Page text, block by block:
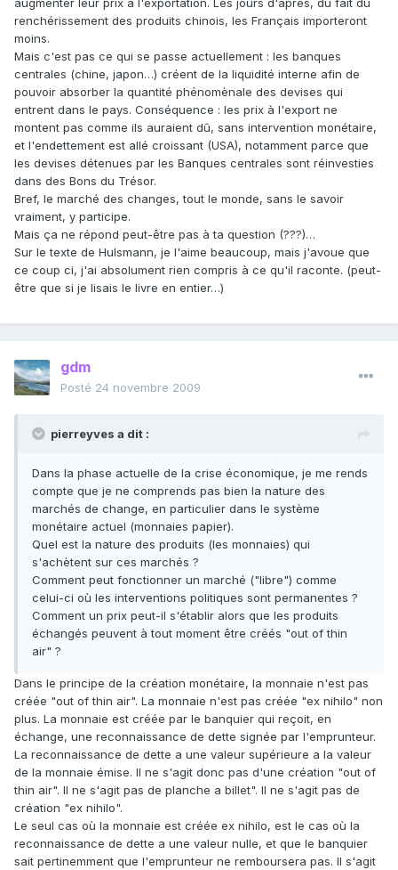
augmenter leur prix à l'exportation. Les jours d'après, du fait du
renchérissement des produits chinois, les Français importeront
moins.
Mais c'est pas ce qui se passe actuellement : les banques
centrales (chine, japon…) créent de la liquidité interne afin de
pouvoir absorber la quantité phénomènale des devises qui
entrent dans le pays. Conséquence : les prix à l'export ne
montent pas comme ils auraient dû, sans intervention monétaire,
et l'endettement est allé croissant (USA), notamment parce que
les devises détenues par les Banques centrales sont réinvesties
dans des Bons du Trésor.
Bref, le marché des changes, tout le monde, sans le savoir
vraiment, y participe.
Mais ça ne répond peut-être pas à ta question (???)…
Sur le texte de Hulsmann, je l'aime beaucoup, mais j'avoue que
ce coup ci, j'ai absolument rien compris à ce qu'il raconte. (peut-
être que si je lisais le livre en entier…)
gdm
Posté 24 novembre 2009
pierreyves a dit :
Dans la phase actuelle de la crise économique, je me rends
compte que je ne comprends pas bien la nature des
marchés de change, en particulier dans le système
monétaire actuel (monnaies papier).
Quel est la nature des produits (les monnaies) qui
s'achètent sur ces marchés ?
Comment peut fonctionner un marché ("libre") comme
celui-ci où les interventions politiques sont permanentes ?
Comment un prix peut-il s'établir alors que les produits
échangés peuvent à tout moment être créés "out of thin
air" ?
Dans le principe de la création monétaire, la monnaie n'est pas
créée "out of thin air". La monnaie n'est pas créée "ex nihilo" non
plus. La monnaie est créée par le banquier qui reçoit, en
échange, une reconnaissance de dette signée par l'emprunteur.
La reconnaissance de dette a une valeur supérieure a la valeur
de la monnaie émise. Il ne s'agit donc pas d'une création "out of
thin air". Il ne s'agit pas de planche a billet". Il ne s'agit pas de
création "ex nihilo".
Le seul cas où la monnaie est créée ex nihilo, est le cas où la
reconnaissance de dette a une valeur nulle, et que le banquier
sait pertinemment que l'emprunteur ne remboursera pas. Il s'agit